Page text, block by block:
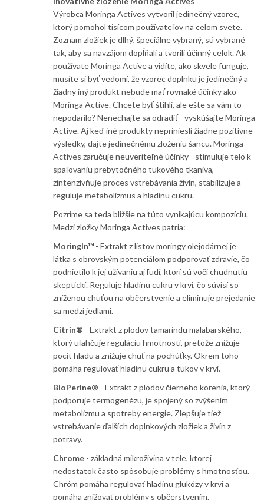
Výrobca Moringa Actives vytvoril jedinečný vzorec,
ktorý pomohol tisícom používateľov na celom svete.
Zoznam zložiek je dlhý, špeciálne vybraný, sú vybrané
tak, aby sa navzájom dopĺňali a tvorili účinný celok. Ak
používate Moringa Active a vidíte, ako skvele funguje,
musíte si byť vedomí, že vzorec doplnku je jedinečný a
žiadny iný produkt nebude mať rovnaké účinky ako
Moringa Active. Chcete byť štíhli, ale ešte sa vám to
nepodarilo? Nenechajte sa odradiť - vyskúšajte Moringa
Active. Aj keď iné produkty nepriniesli žiadne pozitívne
výsledky, dajte jedinečnému zloženiu šancu. Moringa
Actives zaručuje neuveriteľné účinky - stimuluje telo k
spaľovaniu prebytočného tukového tkaniva,
zintenzívňuje proces vstrebávania živín, stabilizuje a
reguluje metabolizmus a hladinu cukru.
Pozrime sa teda bližšie na túto vynikajúcu kompozíciu.
Medzi zložky Moringa Actives patria:
MoringIn™ - Extrakt z listov moringy olejodárnej je
látka s obrovským potenciálom podporovať zdravie, čo
podnietilo k jej užívaniu aj ľudí, ktorí sú voči chudnutiu
skeptickí. Reguluje hladinu cukru v krvi, čo súvisí so
zníženou chuťou na občerstvenie a eliminuje prejedanie
sa medzi jedlami.
Citrin® - Extrakt z plodov tamarindu malabarského,
ktorý uľahčuje reguláciu hmotnosti, pretože znižuje
pocit hladu a znižuje chuť na pochúťky. Okrem toho
pomáha regulovať hladinu cukru a tukov v krvi.
BioPerine® - Extrakt z plodov čierneho korenia, ktorý
podporuje termogenézu, je spojený so zvýšením
metabolizmu a spotreby energie. Zlepšuje tiež
vstrebávanie ďalších doplnkových zložiek a živín z
potravy.
Chrome - základná mikroživina v tele, ktorej
nedostatok často spôsobuje problémy s hmotnosťou.
Chróm pomáha regulovať hladinu glukózy v krvi a
pomáha znižovať problémy s občerstvením.